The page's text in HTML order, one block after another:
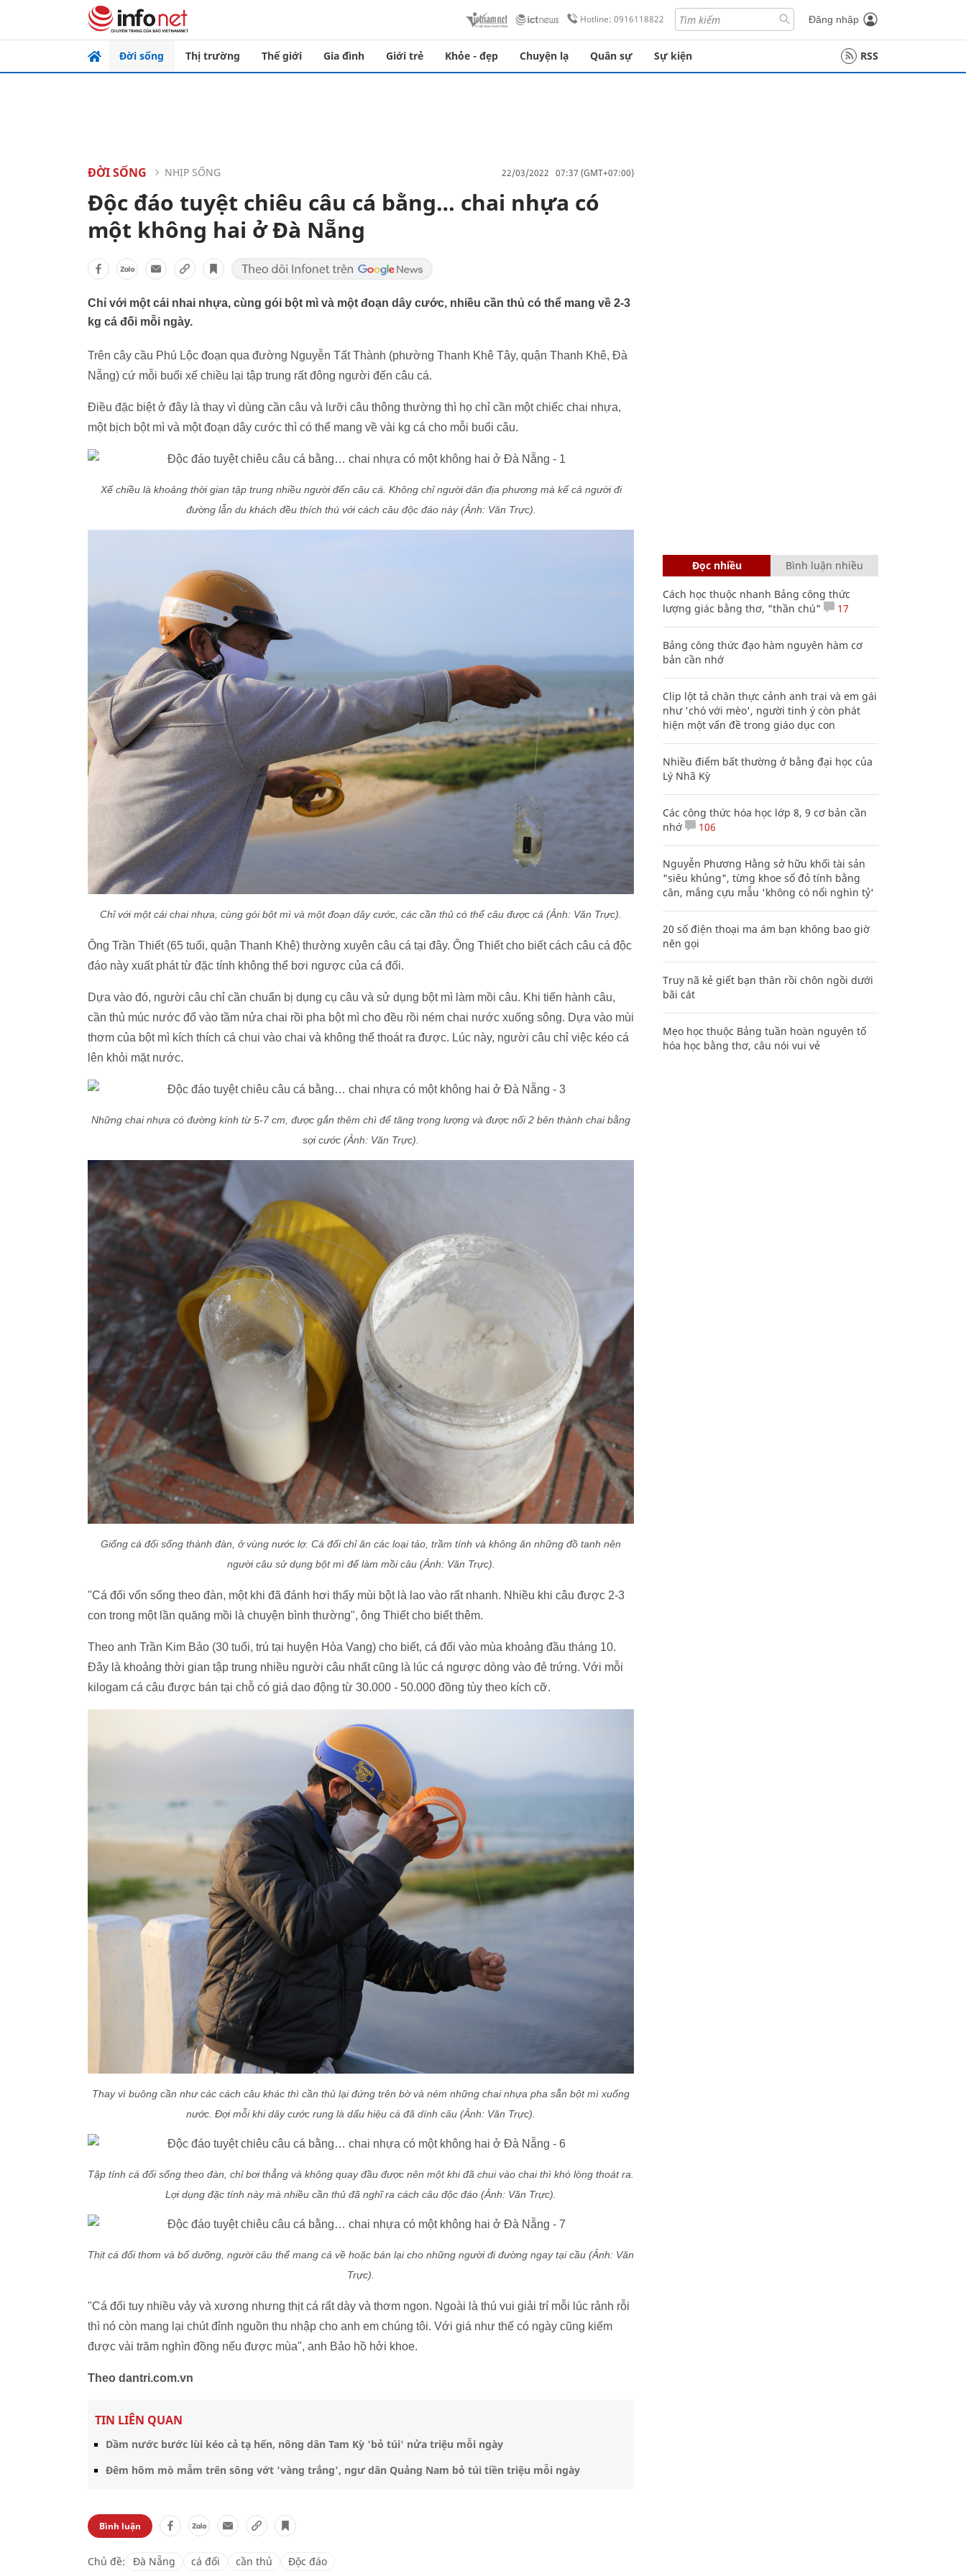
Hotline: 0916118822 Đăng nhập
Đời sống Thị trường Thế giới Gia đình Giới trẻ Khỏe - đẹp Chuyện lạ Quân sự Sự kiện RSS
ĐỜI SỐNG NHỊP SỐNG 22/03/2022 07:37 (GMT+07:00)
Độc đáo tuyệt chiêu câu cá bằng… chai nhựa có
một không hai ở Đà Nẵng
Chỉ với một cái nhai nhựa, cùng gói bột mì và một đoạn dây cước, nhiều cần thủ có thể mang về 2-3
kg cá đối mỗi ngày.
Trên cây cầu Phú Lộc đoạn qua đường Nguyễn Tất Thành (phường Thanh Khê Tây, quận Thanh Khê, Đà
Nẵng) cứ mỗi buổi xế chiều lại tập trung rất đông người đến câu cá.
Điều đặc biệt ở đây là thay vì dùng cần câu và lưỡi câu thông thường thì họ chỉ cần một chiếc chai nhựa,
một bịch bột mì và một đoạn dây cước thì có thể mang về vài kg cá cho mỗi buổi câu.
Xế chiều là khoảng thời gian tập trung nhiều người đến câu cá. Không chỉ người dân địa phương mà kể cả người đi
đường lẫn du khách đều thích thú với cách câu độc đáo này (Ảnh: Văn Trực).
Chỉ với một cái chai nhựa, cùng gói bột mì và một đoạn dây cước, các cần thủ có thể câu được cá (Ảnh: Văn Trực).
Ông Trần Thiết (65 tuổi, quận Thanh Khê) thường xuyên câu cá tại đây. Ông Thiết cho biết cách câu cá độc
đáo này xuất phát từ đặc tính không thể bơi ngược của cá đối.
Dựa vào đó, người câu chỉ cần chuẩn bị dụng cụ câu và sử dụng bột mì làm mồi câu. Khi tiến hành câu,
cần thủ múc nước đổ vào tầm nửa chai rồi pha bột mì cho đều rồi ném chai nước xuống sông. Dựa vào mùi
thơm của bột mì kích thích cá chui vào chai và không thể thoát ra được. Lúc này, người câu chỉ việc kéo cá
lên khỏi mặt nước.
Những chai nhựa có đường kính từ 5-7 cm, được gắn thêm chì để tăng trọng lượng và được nối 2 bên thành chai bằng
sợi cước (Ảnh: Văn Trực).
Giống cá đối sống thành đàn, ở vùng nước lợ. Cá đối chỉ ăn các loại tảo, trầm tính và không ăn những đồ tanh nên
người câu sử dụng bột mì để làm mồi câu (Ảnh: Văn Trực).
"Cá đối vốn sống theo đàn, một khi đã đánh hơi thấy mùi bột là lao vào rất nhanh. Nhiều khi câu được 2-3
con trong một lần quăng mồi là chuyện bình thường", ông Thiết cho biết thêm.
Theo anh Trần Kim Bảo (30 tuổi, trú tại huyện Hòa Vang) cho biết, cá đối vào mùa khoảng đầu tháng 10.
Đây là khoảng thời gian tập trung nhiều người câu nhất cũng là lúc cá ngược dòng vào đẻ trứng. Với mỗi
kilogam cá câu được bán tại chỗ có giá dao động từ 30.000 - 50.000 đồng tùy theo kích cỡ.
Thay vì buông cần như các cách câu khác thì cần thủ lại đứng trên bờ và ném những chai nhựa pha sẵn bột mì xuống
nước. Đợi mỗi khi dây cước rung là dấu hiệu cá đã dính câu (Ảnh: Văn Trực).
Tập tính cá đối sống theo đàn, chỉ bơi thẳng và không quay đầu được nên một khi đã chui vào chai thì khó lòng thoát ra.
Lợi dụng đặc tính này mà nhiều cần thủ đã nghĩ ra cách câu độc đáo (Ảnh: Văn Trực).
Thịt cá đối thơm và bổ dưỡng, người câu thể mang cá về hoặc bán lại cho những người đi đường ngay tại cầu (Ảnh: Văn
Trực).
"Cá đối tuy nhiều vảy và xương nhưng thịt cá rất dày và thơm ngon. Ngoài là thú vui giải trí mỗi lúc rảnh rỗi
thì nó còn mang lại chút đỉnh nguồn thu nhập cho anh em chúng tôi. Với giá như thế có ngày cũng kiếm
được vài trăm nghìn đồng nếu được mùa", anh Bảo hồ hởi khoe.
Theo dantri.com.vn
TIN LIÊN QUAN
Dầm nước bước lùi kéo cả tạ hến, nông dân Tam Kỳ 'bỏ túi' nửa triệu mỗi ngày
Đêm hôm mò mẫm trên sông vớt 'vàng trắng', ngư dân Quảng Nam bỏ túi tiền triệu mỗi ngày
Bình luận
Chủ đề: Đà Nẵng cá đối cần thủ Độc đáo
Đọc nhiều Bình luận nhiều
Cách học thuộc nhanh Bảng công thức
lượng giác bằng thơ, "thần chú"
17
Bảng công thức đạo hàm nguyên hàm cơ
bản cần nhớ
Clip lột tả chân thực cảnh anh trai và em gái
như 'chó với mèo', người tinh ý còn phát
hiện một vấn đề trong giáo dục con
Nhiều điểm bất thường ở bằng đại học của
Lý Nhã Kỳ
Các công thức hóa học lớp 8, 9 cơ bản cần
nhớ
106
Nguyễn Phương Hằng sở hữu khối tài sản
"siêu khủng", từng khoe sổ đỏ tính bằng
cân, mắng cựu mẫu 'không có nổi nghìn tỷ'
20 số điện thoại ma ám bạn không bao giờ
nên gọi
Truy nã kẻ giết bạn thân rồi chôn ngồi dưới
bãi cát
Mẹo học thuộc Bảng tuần hoàn nguyên tố
hóa học bằng thơ, câu nói vui vẻ